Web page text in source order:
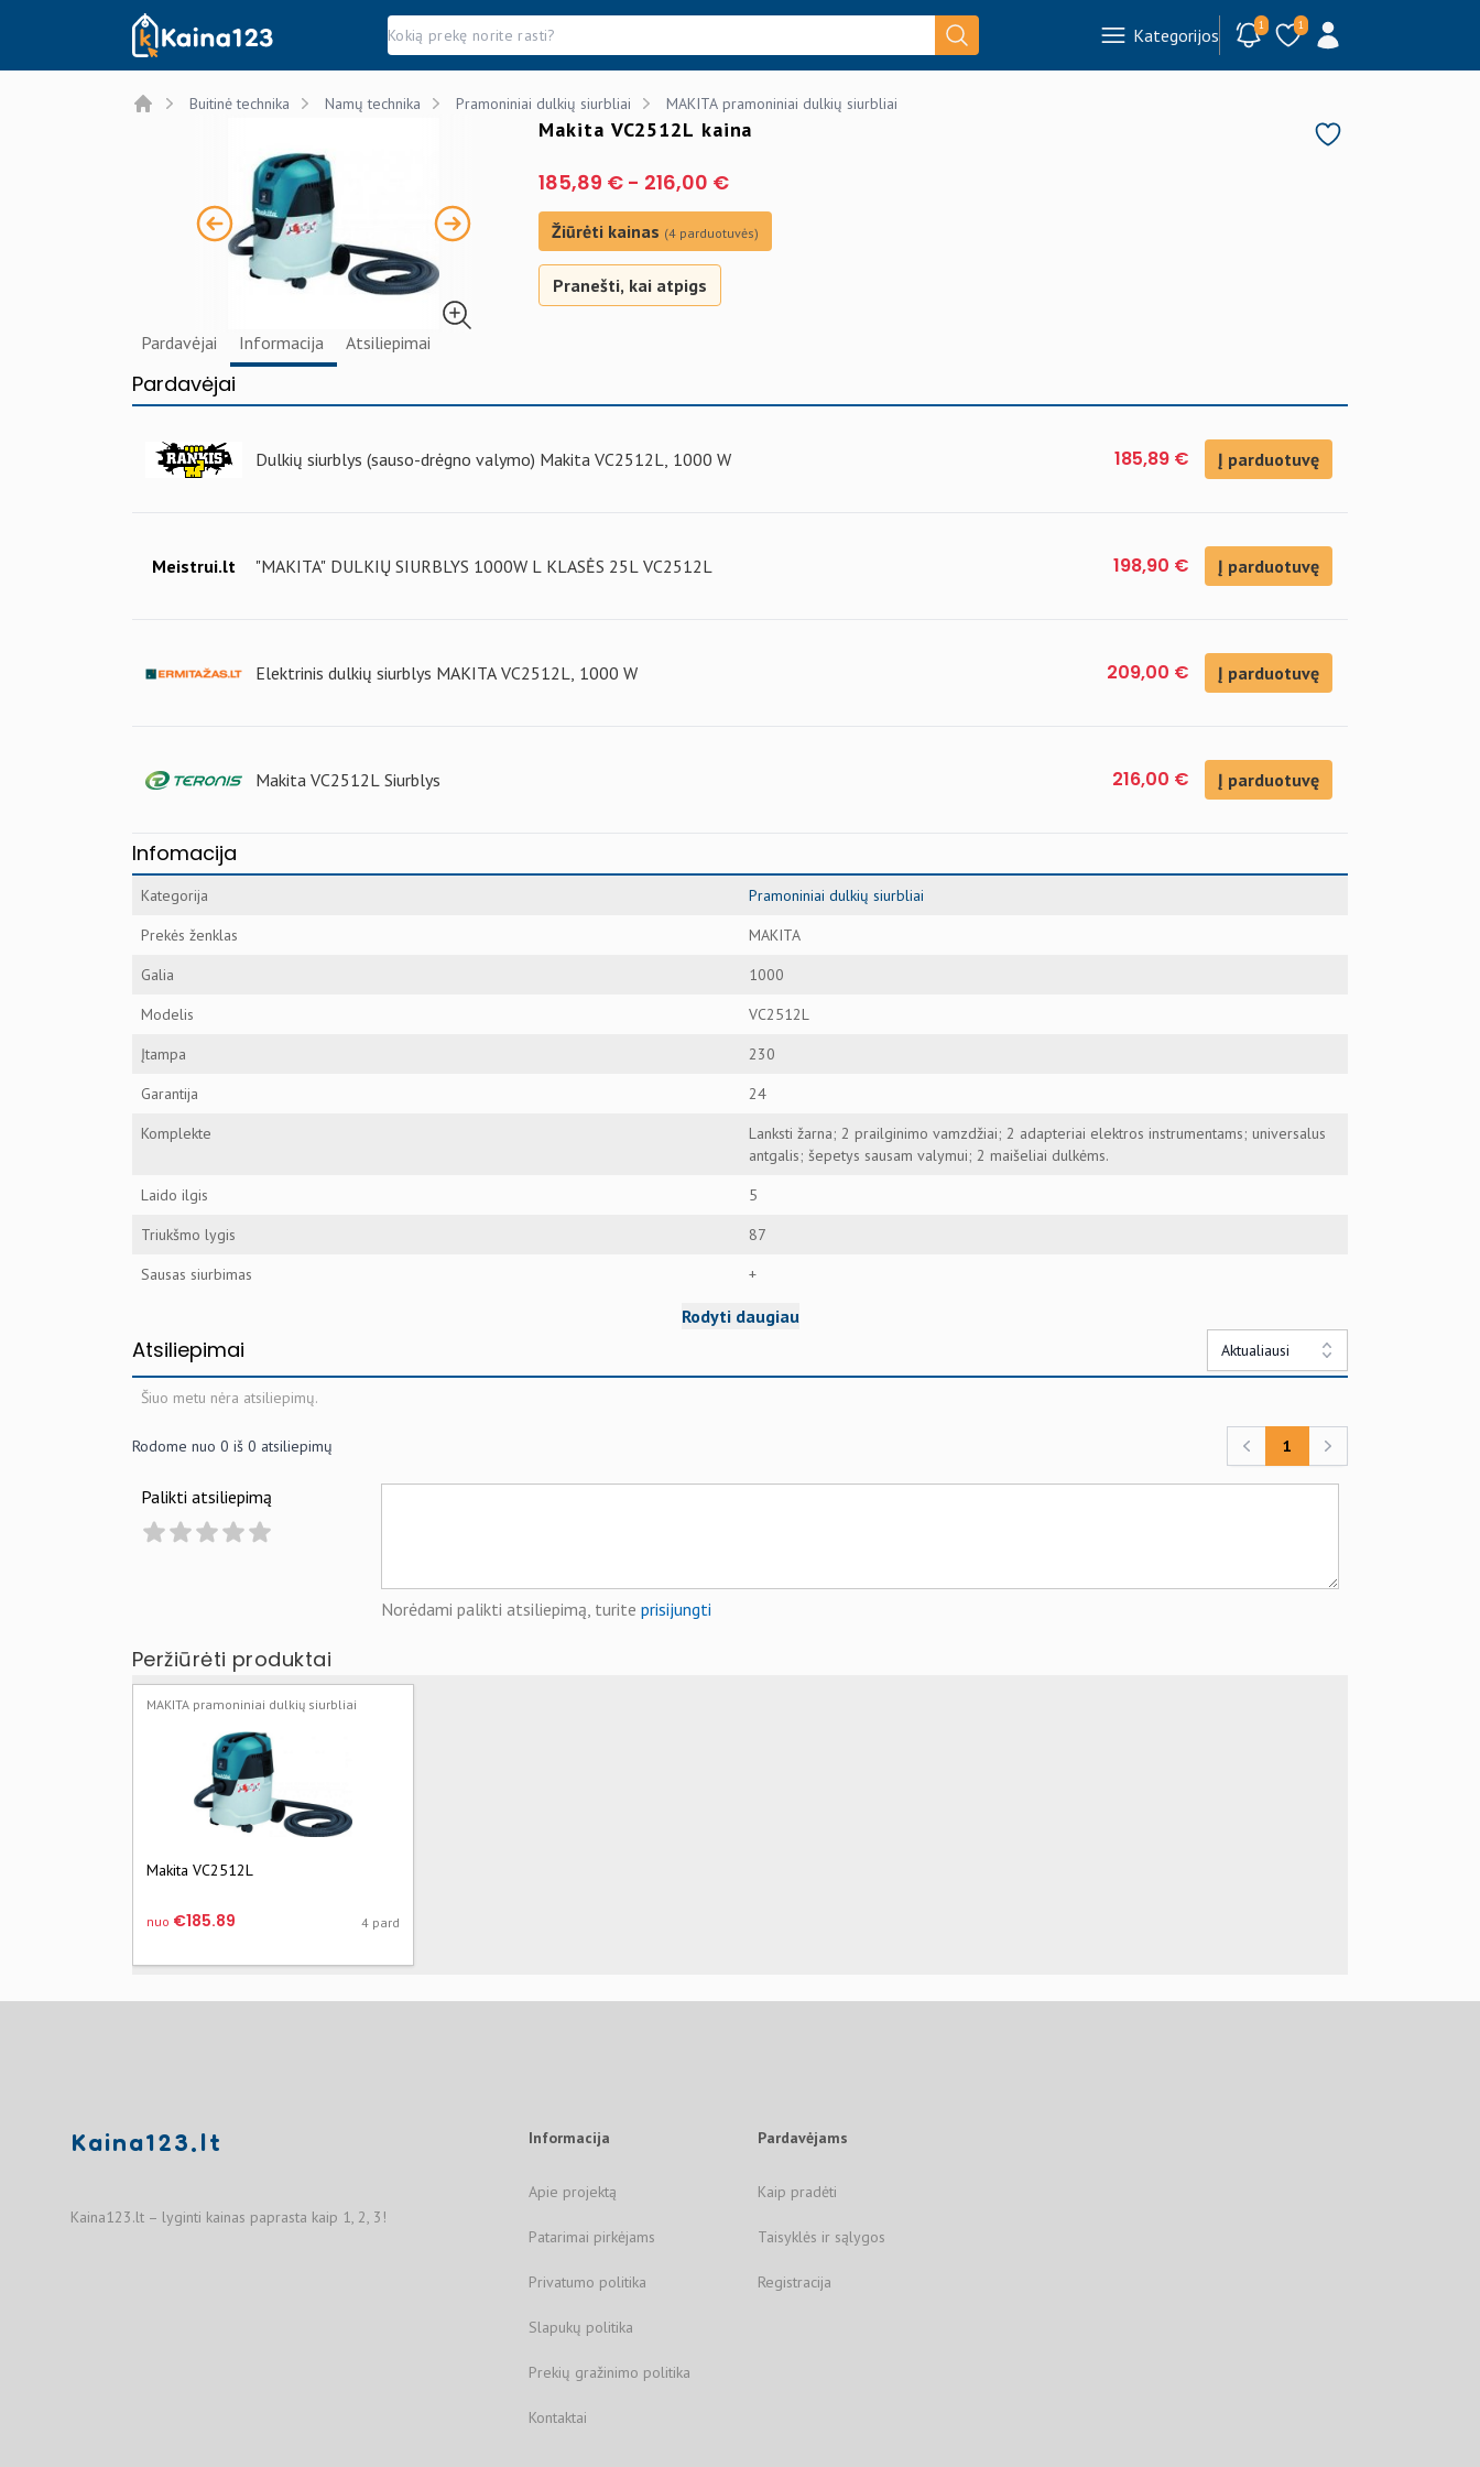
Kaina123.lt Kategorijos 1 1
Buitinė technika Namų technika Pramoniniai dulkių siurbliai MAKITA pramoniniai dulkių siurbliai
Makita VC2512L kaina
185,89 € - 216,00 €
Žiūrėti kainas (4 parduotuvės)
Pranešti, kai atpigs
Pardavėjai Informacija Atsiliepimai
Pardavėjai
Dulkių siurblys (sauso-drėgno valymo) Makita VC2512L, 1000 W 185,89 € Į parduotuvę
Meistrui.lt "MAKITA" DULKIŲ SIURBLYS 1000W L KLASĖS 25L VC2512L 198,90 € Į parduotuvę
Elektrinis dulkių siurblys MAKITA VC2512L, 1000 W 209,00 € Į parduotuvę
Makita VC2512L Siurblys 216,00 € Į parduotuvę
Infomacija
Kategorija
Pramoniniai dulkių siurbliai
Prekės ženklas
MAKITA
Galia
1000
Modelis
VC2512L
Įtampa
230
Garantija
24
Komplekte
Lanksti žarna; 2 prailginimo vamzdžiai; 2 adapteriai elektros instrumentams; universalus
antgalis; šepetys sausam valymui; 2 maišeliai dulkėms.
Laido ilgis
5
Triukšmo lygis
87
Sausas siurbimas
+
Rodyti daugiau
Atsiliepimai Aktualiausi
Šiuo metu nėra atsiliepimų.
Rodome nuo 0 iš 0 atsiliepimų
Previous
1
Next
Palikti atsiliepimą
Norėdami palikti atsiliepimą, turite prisijungti
Peržiūrėti produktai
MAKITA pramoniniai dulkių siurbliai
Makita VC2512L
nuo €185.89 4 pard
Kaina123.lt
Kaina123.lt – lyginti kainas paprasta kaip 1, 2, 3!
Informacija
Apie projektą
Patarimai pirkėjams
Privatumo politika
Slapukų politika
Prekių gražinimo politika
Kontaktai
Pardavėjams
Kaip pradėti
Taisyklės ir sąlygos
Registracija